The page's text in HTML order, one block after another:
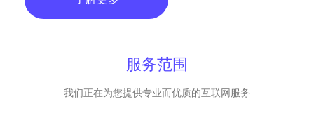
服务范围
我们正在为您提供专业而优质的互联网服务